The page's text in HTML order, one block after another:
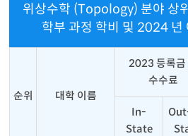
위상수학 (Topology) 분야 상
학부 과정 학비 및 2024 년
순위 대학 이름
2023 등록금
수수료
In-
State